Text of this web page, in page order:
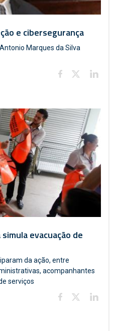
e cibersegurança
Marques da Silva
evacuação de
da ação, entre
acompanhantes
serviços